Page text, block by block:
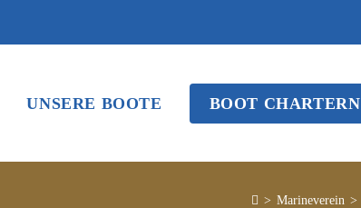
UNSERE BOOTE BOOT CHARTERN
> Marineverein >